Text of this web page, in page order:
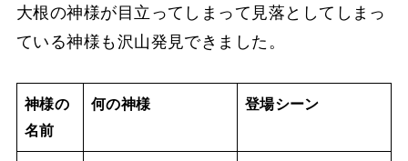
大根の神様が目立ってしまって見落としてしまっ
ている神様も沢山発見できました。
神様の
名前
何の神様 登場シーン